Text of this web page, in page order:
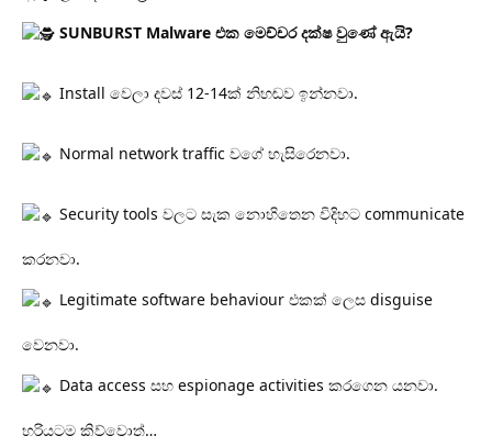
SUNBURST Malware එක මෙච්චර දක්ෂ වුණේ ඇයි?
Install වෙලා දවස් 12-14ක් නිහඬව ඉන්නවා.
Normal network traffic වගේ හැසිරෙනවා.
Security tools වලට සැක නොහිතෙන විදිහට communicate
කරනවා.
Legitimate software behaviour එකක් ලෙස disguise
වෙනවා.
Data access සහ espionage activities කරගෙන යනවා.
හරියටම කිව්වොත්…